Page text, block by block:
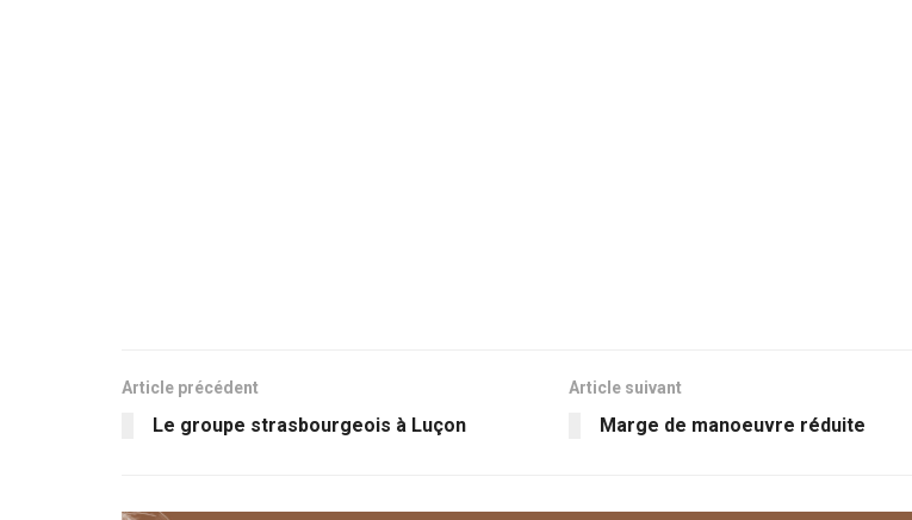
Article précédent
Le groupe strasbourgeois à Luçon
Article suivant
Marge de manoeuvre réduite